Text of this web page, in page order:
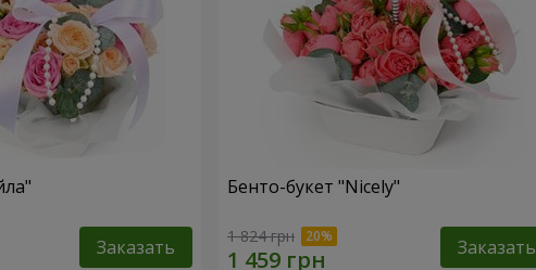
Заказать
Бенто-букет "Nicely"
1 824 грн Заказать